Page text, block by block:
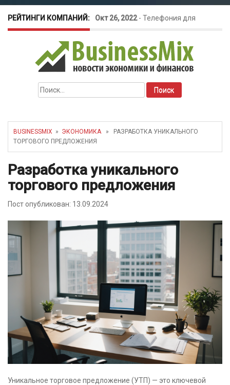
РЕЙТИНГИ КОМПАНИЙ: Окт 26, 2022- Телефония для
amoCRM: лучшие инструменты для
бизнеса
-Курсовые колебания:
как защитить свой бизнес?
Найти:
BUSINESSMIX » ЭКОНОМИКА» РАЗРАБОТКА УНИКАЛЬНОГО
ТОРГОВОГО ПРЕДЛОЖЕНИЯ
Разработка уникального
торгового предложения
Пост опубликован: 13.09.2024
Уникальное торговое предложение (УТП) — это ключевой